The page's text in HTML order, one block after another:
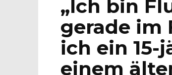
„Ich bin
gerade im
ich ein 15-
einem